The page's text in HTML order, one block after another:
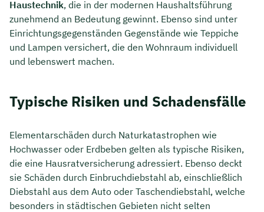
Haustechnik, die in der modernen Haushaltsführung
zunehmend an Bedeutung gewinnt. Ebenso sind unter
Einrichtungsgegenständen Gegenstände wie Teppiche
und Lampen versichert, die den Wohnraum individuell
und lebenswert machen.
Typische Risiken und Schadensfälle
Elementarschäden durch Naturkatastrophen wie
Hochwasser oder Erdbeben gelten als typische Risiken,
die eine Hausratversicherung adressiert. Ebenso deckt
sie Schäden durch Einbruchdiebstahl ab, einschließlich
Diebstahl aus dem Auto oder Taschendiebstahl, welche
besonders in städtischen Gebieten nicht selten